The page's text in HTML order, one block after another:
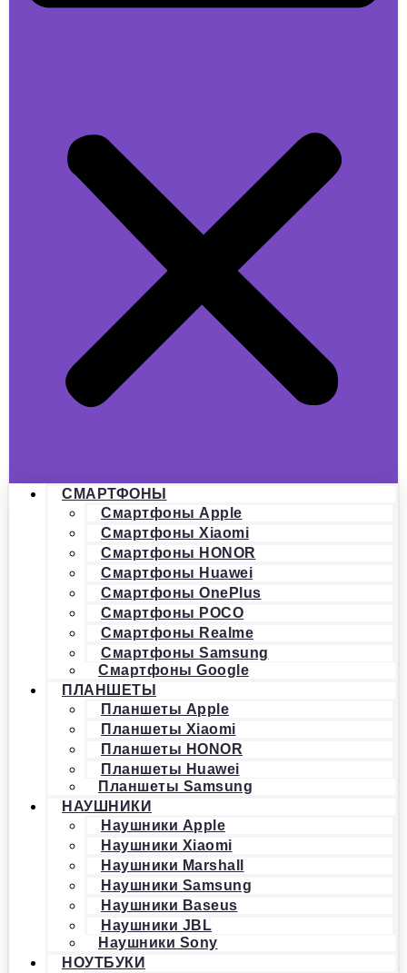
СМАРТФОНЫ
Смартфоны Apple
Смартфоны Xiaomi
Смартфоны HONOR
Смартфоны Huawei
Смартфоны OnePlus
Смартфоны POCO
Смартфоны Realme
Смартфоны Samsung
Смартфоны Google
ПЛАНШЕТЫ
Планшеты Apple
Планшеты Xiaomi
Планшеты HONOR
Планшеты Huawei
Планшеты Samsung
НАУШНИКИ
Наушники Apple
Наушники Xiaomi
Наушники Marshall
Наушники Samsung
Наушники Baseus
Наушники JBL
Наушники Sony
НОУТБУКИ